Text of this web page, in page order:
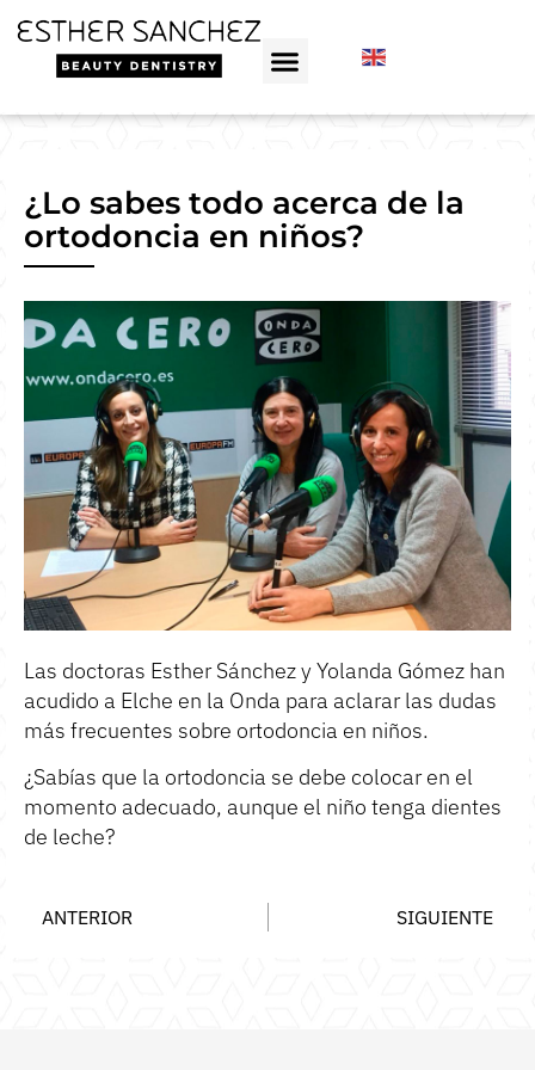
¿Lo sabes todo acerca de la
ortodoncia en niños?
Las doctoras Esther Sánchez y Yolanda Gómez han
acudido a Elche en la Onda para aclarar las dudas
más frecuentes sobre ortodoncia en niños.
¿Sabías que la ortodoncia se debe colocar en el
momento adecuado, aunque el niño tenga dientes
de leche?
ANTERIOR SIGUIENTE